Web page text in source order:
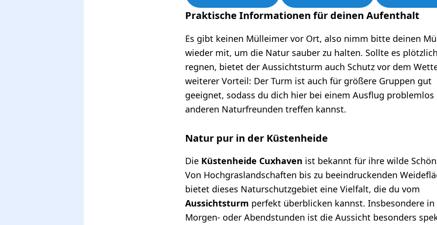
Praktische Informationen für deinen Aufenthalt
Es gibt keinen Mülleimer vor Ort, also nimm bitte deinen
wieder mit, um die Natur sauber zu halten. Sollte es plötzlich
regnen, bietet der Aussichtsturm auch Schutz vor dem
weiterer Vorteil: Der Turm ist auch für größere Gruppen gut
geeignet, sodass du dich hier bei einem Ausflug
anderen Naturfreunden treffen kannst.
Natur pur in der Küstenheide
Die Küstenheide Cuxhaven ist bekannt für ihre wilde
Von Hochgraslandschaften bis zu beeindruckenden
bietet dieses Naturschutzgebiet eine Vielfalt, die du vom
Aussichtsturm perfekt überblicken kannst. Insbesondere in
Morgen- oder Abendstunden ist die Aussicht besonders